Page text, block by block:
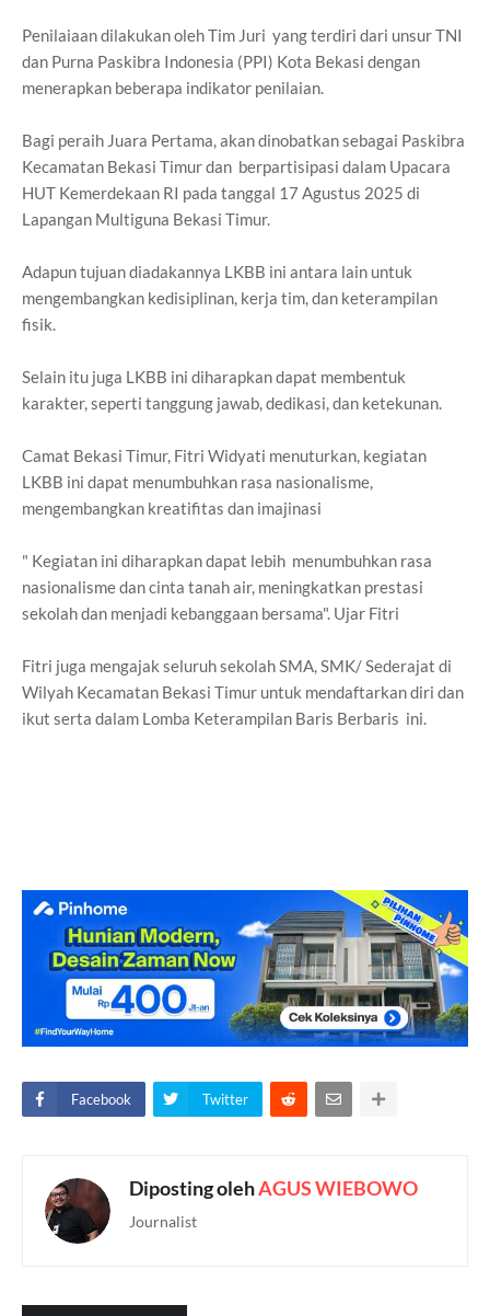
Penilaiaan dilakukan oleh Tim Juri yang terdiri dari unsur TNI
dan Purna Paskibra Indonesia (PPI) Kota Bekasi dengan
menerapkan beberapa indikator penilaian.
Bagi peraih Juara Pertama, akan dinobatkan sebagai Paskibra
Kecamatan Bekasi Timur dan berpartisipasi dalam Upacara
HUT Kemerdekaan RI pada tanggal 17 Agustus 2025 di
Lapangan Multiguna Bekasi Timur.
Adapun tujuan diadakannya LKBB ini antara lain untuk
mengembangkan kedisiplinan, kerja tim, dan keterampilan
fisik.
Selain itu juga LKBB ini diharapkan dapat membentuk
karakter, seperti tanggung jawab, dedikasi, dan ketekunan.
Camat Bekasi Timur, Fitri Widyati menuturkan, kegiatan
LKBB ini dapat menumbuhkan rasa nasionalisme,
mengembangkan kreatifitas dan imajinasi
" Kegiatan ini diharapkan dapat lebih menumbuhkan rasa
nasionalisme dan cinta tanah air, meningkatkan prestasi
sekolah dan menjadi kebanggaan bersama". Ujar Fitri
Fitri juga mengajak seluruh sekolah SMA, SMK/ Sederajat di
Wilyah Kecamatan Bekasi Timur untuk mendaftarkan diri dan
ikut serta dalam Lomba Keterampilan Baris Berbaris ini.
Facebook Twitter
Diposting olehAGUS WIEBOWO
Journalist